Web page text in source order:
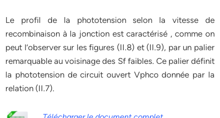
Le profil de la phototension selon la vitesse de
recombinaison à la jonction est caractérisé , comme on
peut l’observer sur les figures (II.8) et (II.9), par un palier
remarquable au voisinage des Sf faibles. Ce palier définit
la phototension de circuit ouvert Vphco donnée par la
relation (II.7).